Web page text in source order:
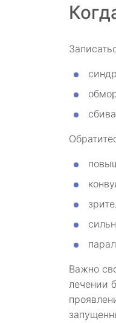
Важно
лечении